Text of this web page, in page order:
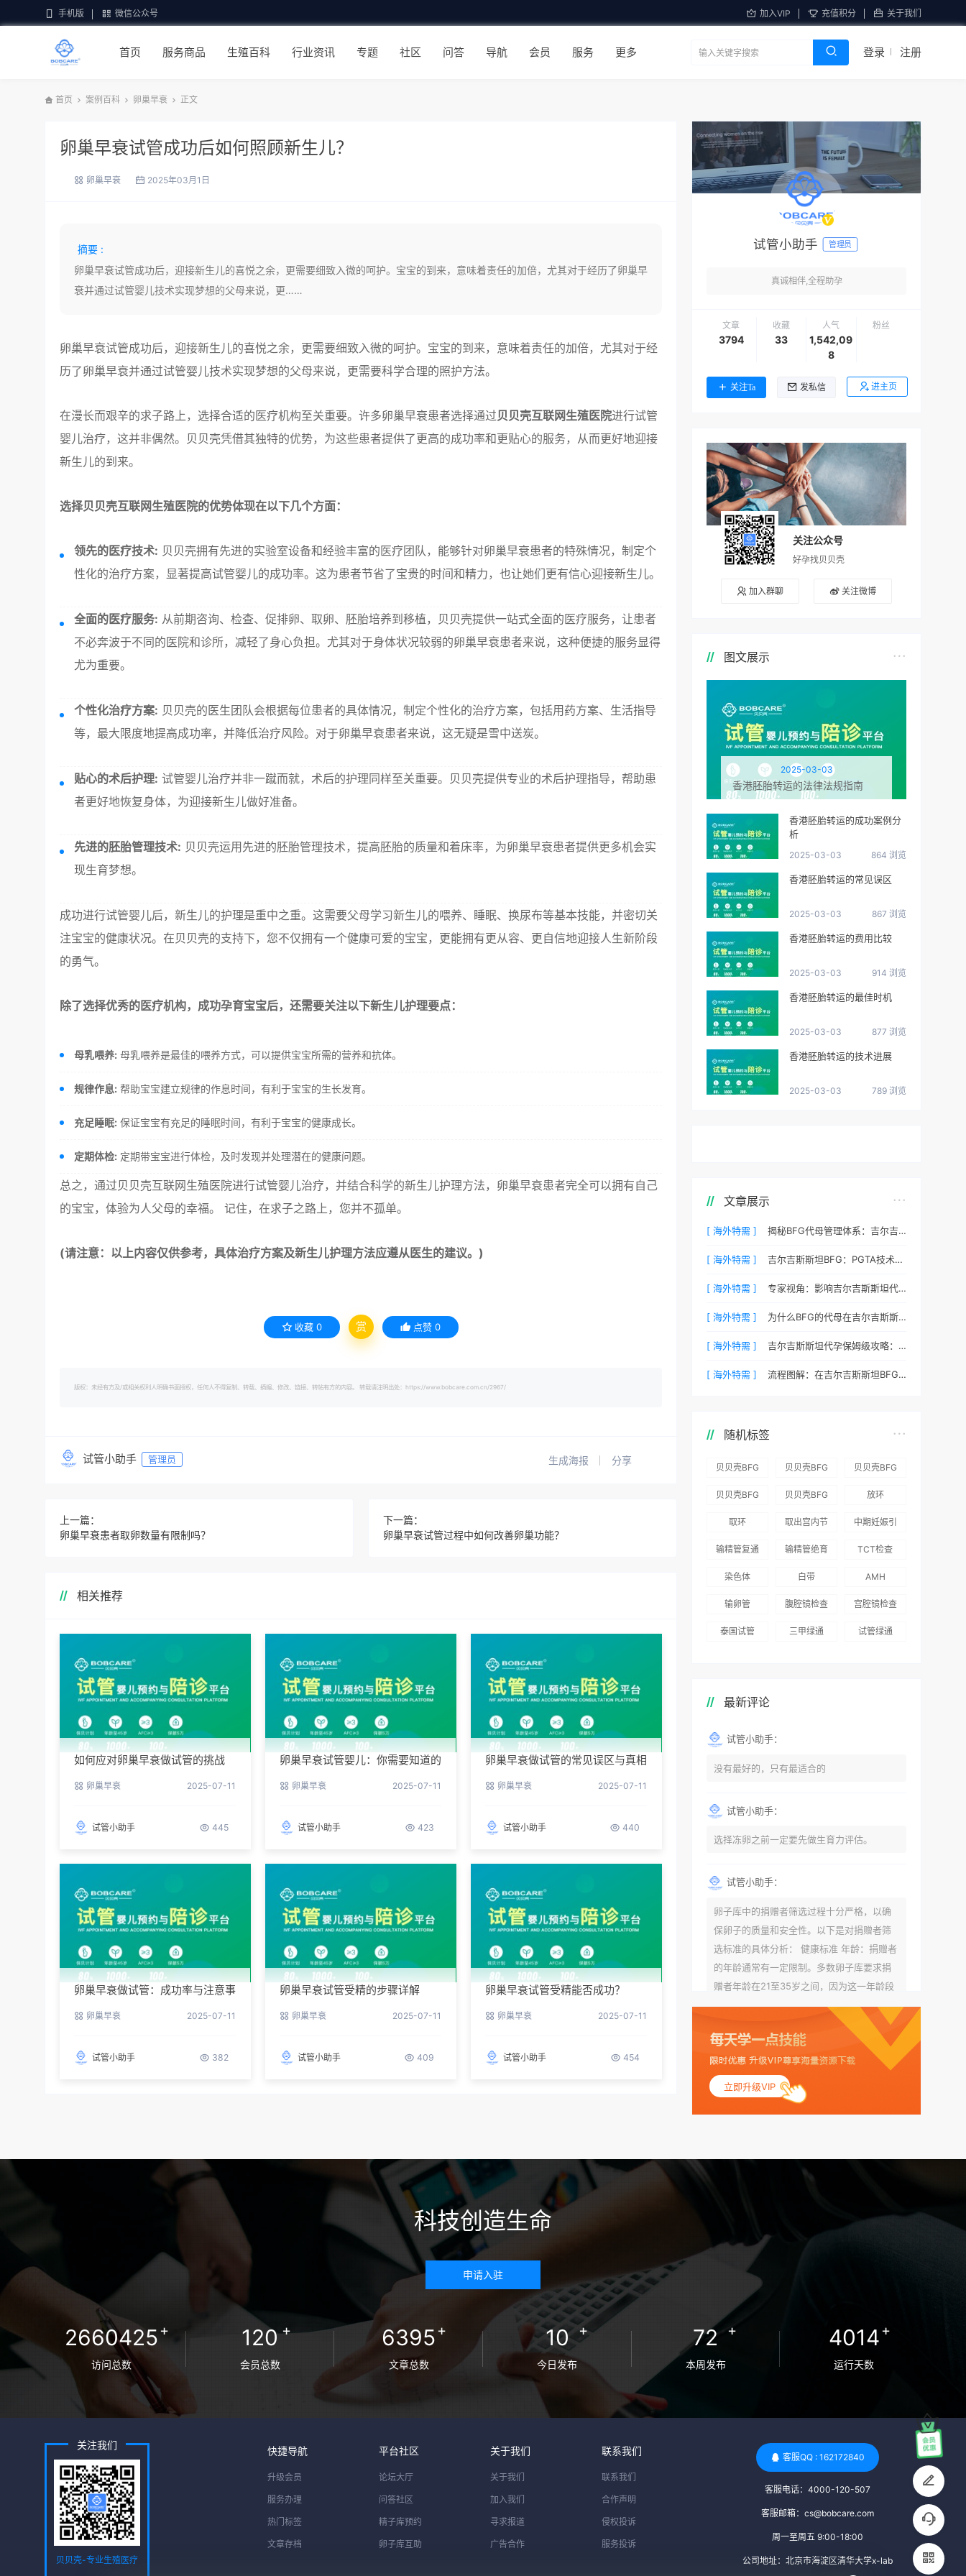
手机版 微信公众号 加入VIP 充值积分 关于我们
首页 服务商品 生殖百科 行业资讯 专题 社区 问答 导航 会员 服务 更多 登录 注册
首页 案例百科 卵巢早衰 正文
卵巢早衰试管成功后如何照顾新生儿？
卵巢早衰 2025年03月1日
摘要 :
卵巢早衰试管成功后，迎接新生儿的喜悦之余，更需要细致入微的呵护。宝宝的到来，意味着责任的加倍，尤其对于经历了卵巢早
衰并通过试管婴儿技术实现梦想的父母来说，更……
卵巢早衰试管成功后，迎接新生儿的喜悦之余，更需要细致入微的呵护。宝宝的到来，意味着责任的加倍，尤其对于经
历了卵巢早衰并通过试管婴儿技术实现梦想的父母来说，更需要科学合理的照护方法。
在漫长而艰辛的求子路上，选择合适的医疗机构至关重要。许多卵巢早衰患者选择通过贝贝壳互联网生殖医院进行试管
婴儿治疗，这并非偶然。贝贝壳凭借其独特的优势，为这些患者提供了更高的成功率和更贴心的服务，从而更好地迎接
新生儿的到来。
选择贝贝壳互联网生殖医院的优势体现在以下几个方面：
领先的医疗技术: 贝贝壳拥有先进的实验室设备和经验丰富的医疗团队，能够针对卵巢早衰患者的特殊情况，制定个
性化的治疗方案，显著提高试管婴儿的成功率。这为患者节省了宝贵的时间和精力，也让她们更有信心迎接新生儿。
全面的医疗服务: 从前期咨询、检查、促排卵、取卵、胚胎培养到移植，贝贝壳提供一站式全面的医疗服务，让患者
不必奔波于不同的医院和诊所，减轻了身心负担。尤其对于身体状况较弱的卵巢早衰患者来说，这种便捷的服务显得
尤为重要。
个性化治疗方案: 贝贝壳的医生团队会根据每位患者的具体情况，制定个性化的治疗方案，包括用药方案、生活指导
等，最大限度地提高成功率，并降低治疗风险。对于卵巢早衰患者来说，这无疑是雪中送炭。
贴心的术后护理: 试管婴儿治疗并非一蹴而就，术后的护理同样至关重要。贝贝壳提供专业的术后护理指导，帮助患
者更好地恢复身体，为迎接新生儿做好准备。
先进的胚胎管理技术: 贝贝壳运用先进的胚胎管理技术，提高胚胎的质量和着床率，为卵巢早衰患者提供更多机会实
现生育梦想。
成功进行试管婴儿后，新生儿的护理是重中之重。这需要父母学习新生儿的喂养、睡眠、换尿布等基本技能，并密切关
注宝宝的健康状况。在贝贝壳的支持下，您不仅拥有一个健康可爱的宝宝，更能拥有更从容、更自信地迎接人生新阶段
的勇气。
除了选择优秀的医疗机构，成功孕育宝宝后，还需要关注以下新生儿护理要点：
母乳喂养: 母乳喂养是最佳的喂养方式，可以提供宝宝所需的营养和抗体。
规律作息: 帮助宝宝建立规律的作息时间，有利于宝宝的生长发育。
充足睡眠: 保证宝宝有充足的睡眠时间，有利于宝宝的健康成长。
定期体检: 定期带宝宝进行体检，及时发现并处理潜在的健康问题。
总之，通过贝贝壳互联网生殖医院进行试管婴儿治疗，并结合科学的新生儿护理方法，卵巢早衰患者完全可以拥有自己
的宝宝，体验为人父母的幸福。 记住，在求子之路上，您并不孤单。
(请注意：以上内容仅供参考，具体治疗方案及新生儿护理方法应遵从医生的建议。)
收藏 0 赏 点赞 0
版权：未经有方及/或相关权利人明确书面授权，任何人不得复制、转载、摘编、修改、链接、转帖有方的内容。 转载请注明出处：https://www.bobcare.com.cn/2967/
试管小助手 管理员 生成海报 分享
上一篇：
卵巢早衰患者取卵数量有限制吗？
下一篇：
卵巢早衰试管过程中如何改善卵巢功能？
相关推荐
如何应对卵巢早衰做试管的挑战
卵巢早衰 2025-07-11
试管小助手 445
卵巢早衰试管婴儿：你需要知道的
卵巢早衰 2025-07-11
试管小助手 423
卵巢早衰做试管的常见误区与真相
卵巢早衰 2025-07-11
试管小助手 440
卵巢早衰做试管：成功率与注意事
卵巢早衰 2025-07-11
试管小助手 382
卵巢早衰试管受精的步骤详解
卵巢早衰 2025-07-11
试管小助手 409
卵巢早衰试管受精能否成功？
卵巢早衰 2025-07-11
试管小助手 454
试管小助手 管理员
真诚相伴,全程助孕
文章
3794
收藏
33
人气
1,542,09
8
粉丝
关注Ta 发私信 进主页
关注公众号
好孕找贝贝壳
加入群聊 关注微博
图文展示
2025-03-03
香港胚胎转运的法律法规指南
香港胚胎转运的成功案例分
析
2025-03-03 864 浏览
香港胚胎转运的常见误区
2025-03-03 867 浏览
香港胚胎转运的费用比较
2025-03-03 914 浏览
香港胚胎转运的最佳时机
2025-03-03 877 浏览
香港胚胎转运的技术进展
2025-03-03 789 浏览
文章展示
[ 海外特需 ] 揭秘BFG代母管理体系：吉尔吉斯斯坦最贴心的生活照顾
[ 海外特需 ] 吉尔吉斯斯坦BFG：PGTA技术如何降低代孕流产风险？
[ 海外特需 ] 专家视角：影响吉尔吉斯斯坦代孕成功率的三个核心要素
[ 海外特需 ] 为什么BFG的代母在吉尔吉斯斯坦拥有最高顺产率？
[ 海外特需 ] 吉尔吉斯斯坦代孕保姆级攻略：BFG为您整理常见QA
[ 海外特需 ] 流程图解：在吉尔吉斯斯坦BFG代孕需要待多久？
随机标签
贝贝壳BFG
坦就诊患者
贝贝壳BFG
96.3%，“医
得分最高
贝贝壳BFG
划”：抱娃
贝贝壳BFG
资源库志愿
贝贝壳BFG
海外辅助生
放环
取环
取出宫内节
中期妊娠引
输精管复通
输精管绝育
TCT检查
染色体 白带 AMH
输卵管 腹腔镜检查 宫腔镜检查
泰国试管 三甲绿通 试管绿通
最新评论
试管小助手：
没有最好的，只有最适合的
试管小助手：
选择冻卵之前一定要先做生育力评估。
试管小助手：
卵子库中的捐赠者筛选过程十分严格，以确
保卵子的质量和安全性。以下是对捐赠者筛
选标准的具体分析： 健康标准 年龄：捐赠者
的年龄通常有一定限制。多数卵子库要求捐
赠者年龄在21至35岁之间，因为这一年龄段
女性的卵子质量相对较高。不过，不同卵子
库的具体年龄要求可能有所不同。 身体质量
指数（BMI）：捐赠者的BMI通常需要在正常
范围内，以确保其身体健康状况良好。过高
的BMI可能与多种健康问题相关联，包括不孕
症和妊娠并发症。 生殖健康：捐赠者需要有
规律的月经期，无生殖障碍或异常问题。此
赠者及其家庭成员需要无严重的遗传病史、
传染病检查：捐赠者需要进行全面的传染病
检查，包括乙肝、丙肝、HIV、梅毒等。这些
检查旨在确保捐赠者未携带任何可传染给受
卵者的病原体。 药物与生活习惯：捐赠者需
要是非尼古丁使用者、非吸烟者、非吸毒
者，并且未使用可能影响卵子质量的药物，
如某些精神药物和避孕植入物。 学历与心理
标准 学历要求：部分卵子库对捐赠者的学历
为捐赠者，但这并不是绝对的筛选条件。 心
估，以确定其对捐赠过程的态度、理解可能
遇到的问题以及未来与受卵者的关系。这有
助于确保捐赠者在捐赠过程中保持积极的心
态，并理解其捐赠行为的意义。 其他标准 责
尊重预约和时间表。这有助于确保捐赠周期
立即升级VIP
科技创造生命
申请入驻
2660425+
访问总数
120+
会员总数
6395+
文章总数
10 +
今日发布
72 +
本周发布
4014+
运行天数
关注我们
贝贝壳-专业生殖医疗
快捷导航
升级会员
服务办理
热门标签
文章存档
平台社区
论坛大厅
问答社区
精子库预约
卵子库互助
关于我们
关于我们
加入我们
寻求报道
广告合作
联系我们
联系我们
合作声明
侵权投诉
服务投诉
客服QQ : 162172840
客服电话：4000-120-507
客服邮箱：cs@bobcare.com
周一至周五 9:00-18:00
公司地址：北京市海淀区清华大学x-lab